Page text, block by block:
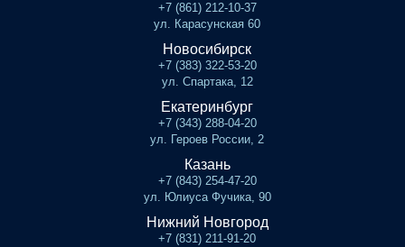
+7 (861) 212-10-37
ул. Карасунская 60
Новосибирск
+7 (383) 322-53-20
ул. Спартака, 12
Екатеринбург
+7 (343) 288-04-20
ул. Героев России, 2
Казань
+7 (843) 254-47-20
ул. Юлиуса Фучика, 90
Нижний Новгород
+7 (831) 211-91-20